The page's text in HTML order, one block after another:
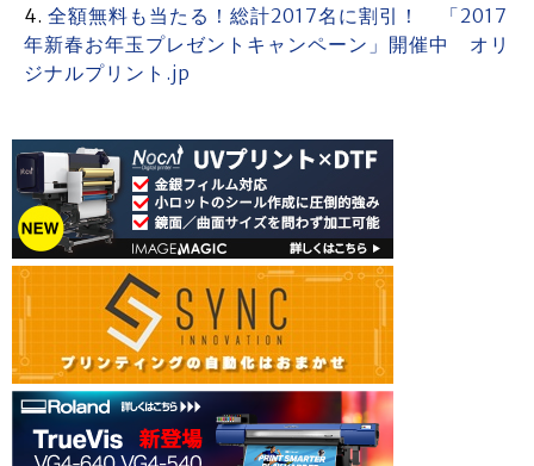
全額無料も当たる！総計2017名に割引！ 「2017
年新春お年玉プレゼントキャンペーン」開催中 オリ
ジナルプリント.jp